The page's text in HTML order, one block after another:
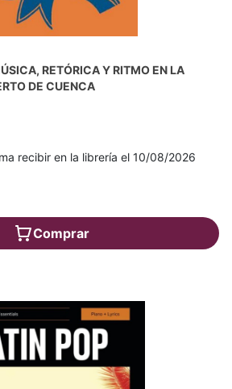
RETÓRICA Y RITMO EN LA
DE CUENCA
recibir en la librería el 10/08/2026
Comprar